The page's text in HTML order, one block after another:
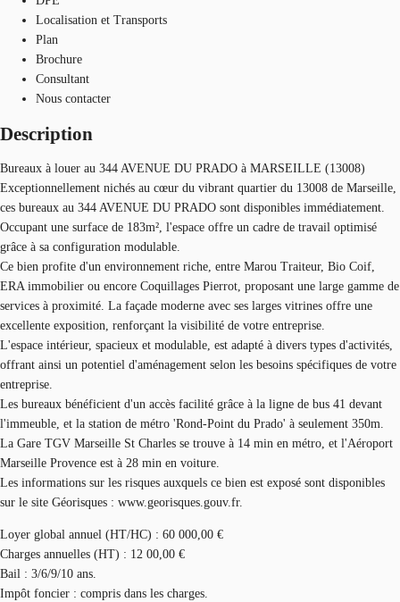
Localisation et Transports
Plan
Brochure
Consultant
Nous contacter
Description
Bureaux à louer au 344 AVENUE DU PRADO à MARSEILLE (13008)
Exceptionnellement nichés au cœur du vibrant quartier du 13008 de Marseille,
ces bureaux au 344 AVENUE DU PRADO sont disponibles immédiatement.
Occupant une surface de 183m², l'espace offre un cadre de travail optimisé
grâce à sa configuration modulable.
Ce bien profite d'un environnement riche, entre Marou Traiteur, Bio Coif,
ERA immobilier ou encore Coquillages Pierrot, proposant une large gamme de
services à proximité. La façade moderne avec ses larges vitrines offre une
excellente exposition, renforçant la visibilité de votre entreprise.
L'espace intérieur, spacieux et modulable, est adapté à divers types d'activités,
offrant ainsi un potentiel d'aménagement selon les besoins spécifiques de votre
entreprise.
Les bureaux bénéficient d'un accès facilité grâce à la ligne de bus 41 devant
l'immeuble, et la station de métro 'Rond-Point du Prado' à seulement 350m.
La Gare TGV Marseille St Charles se trouve à 14 min en métro, et l'Aéroport
Marseille Provence est à 28 min en voiture.
Les informations sur les risques auxquels ce bien est exposé sont disponibles
sur le site Géorisques : www.georisques.gouv.fr.
Loyer global annuel (HT/HC) : 60 000,00 €
Charges annuelles (HT) : 12 00,00 €
Bail : 3/6/9/10 ans.
Impôt foncier : compris dans les charges.